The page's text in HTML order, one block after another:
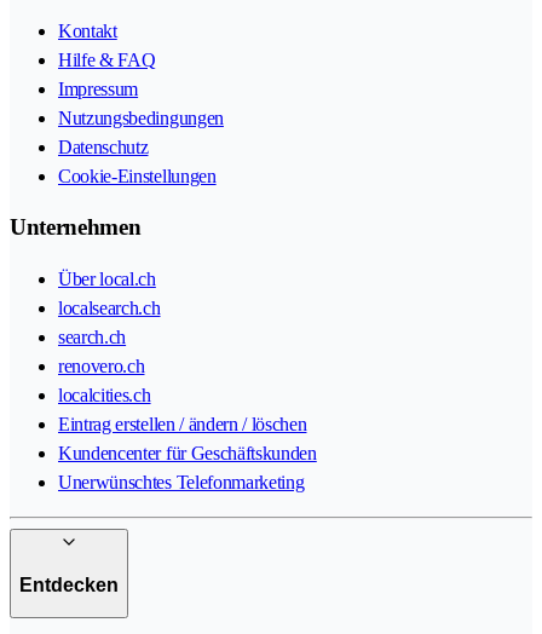
Kontakt
Hilfe & FAQ
Impressum
Nutzungsbedingungen
Datenschutz
Cookie-Einstellungen
Unternehmen
Über local.ch
localsearch.ch
search.ch
renovero.ch
localcities.ch
Eintrag erstellen / ändern / löschen
Kundencenter für Geschäftskunden
Unerwünschtes Telefonmarketing
Entdecken